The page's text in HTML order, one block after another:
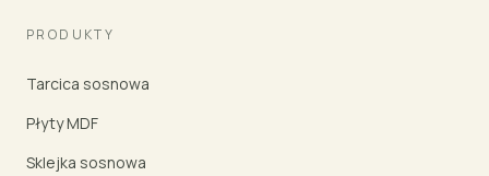
PRODUKTY
Tarcica sosnowa
Płyty MDF
Sklejka sosnowa